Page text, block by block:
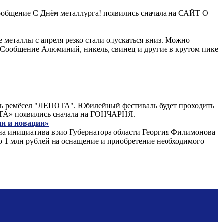
С Днём металлурга! появились сначала на САЙТ О
с апреля резко стали опускаться вниз. Можно
Алюминий, никель, свинец и другие в крутом пике
ремёсел "ЛЕПОТА". Юбилейный фестиваль будет проходить
появились сначала на ГОНЧАРНЯ.
и новации»
инициатива врио Губернатора области Георгия Филимонова
млн рублей на оснащение и приобретение необходимого